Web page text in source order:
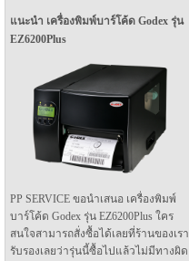
แนะนำ เครื่องพิมพ์บาร์โค้ด Godex รุ่น
EZ6200Plus
PP SERVICE ขอนำเสนอ เครื่องพิมพ์
บาร์โค้ด Godex รุ่น EZ6200Plus ใคร
สนใจสามารถสั่งซื้อได้เลยที่ร้านของเรา
รับรองเลยว่ารุ่นนี้ซื้อไปแล้วไม่มีทางผิด